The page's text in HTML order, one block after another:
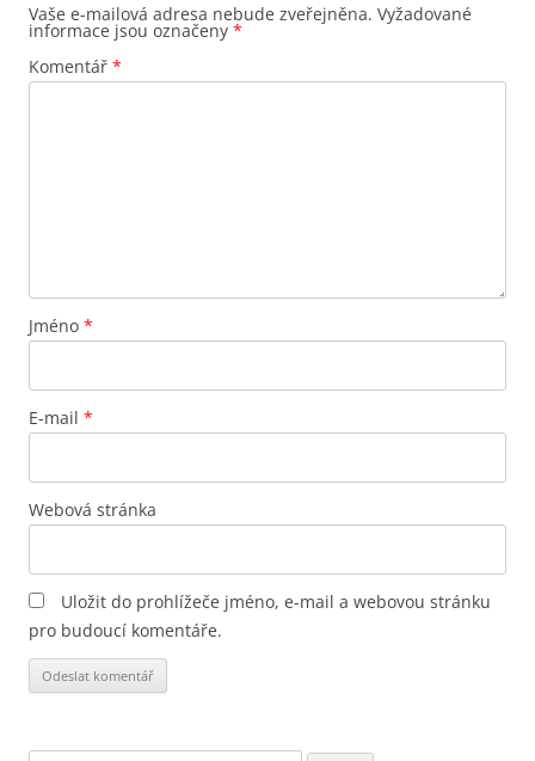
Vaše e-mailová adresa nebude zveřejněna. Vyžadované
informace jsou označeny *
Komentář *
Jméno *
E-mail *
Webová stránka
Uložit do prohlížeče jméno, e-mail a webovou stránku
pro budoucí komentáře.